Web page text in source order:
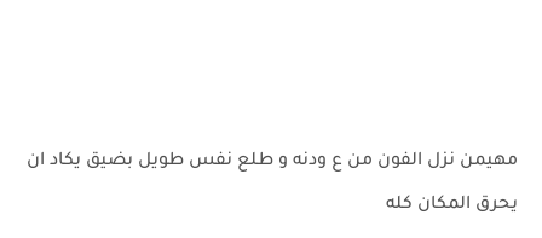
مهيمن نزل الفون من ع ودنه و طلع نفس طويل بضيق يكاد ان
يحرق المكان كله